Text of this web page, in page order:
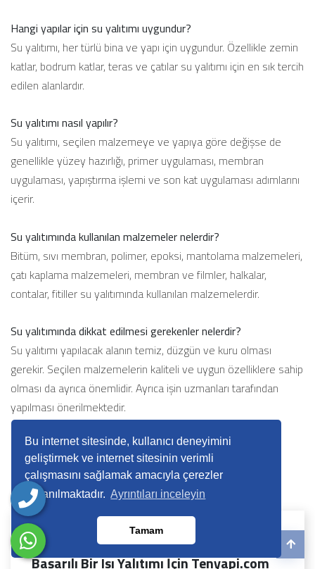
Bu internet sitesinde, kullanıcı deneyimini
geliştirmek ve internet sitesinin verimli
çalışmasını sağlamak amacıyla çerezler
kullanılmaktadır. Ayrıntıları inceleyin
Tamam
Hangi yapılar için su yalıtımı uygundur?
Su yalıtımı, her türlü bina ve yapı için uygundur. Özellikle zemin
katlar, bodrum katlar, teras ve çatılar su yalıtımı için en sık tercih
edilen alanlardır.
Su yalıtımı nasıl yapılır?
Su yalıtımı, seçilen malzemeye ve yapıya göre değişse de
genellikle yüzey hazırlığı, primer uygulaması, membran
uygulaması, yapıştırma işlemi ve son kat uygulaması adımlarını
içerir.
Su yalıtımında kullanılan malzemeler nelerdir?
Bitüm, sıvı membran, polimer, epoksi, mantolama malzemeleri,
çatı kaplama malzemeleri, membran ve filmler, halkalar,
contalar, fitiller su yalıtımında kullanılan malzemelerdir.
Su yalıtımında dikkat edilmesi gerekenler nelerdir?
Su yalıtımı yapılacak alanın temiz, düzgün ve kuru olması
gerekir. Seçilen malzemelerin kaliteli ve uygun özelliklere sahip
olması da ayrıca önemlidir. Ayrıca işin uzmanları tarafından
yapılması önerilmektedir.
Paylaş:
14 Ekim 2025, 10:54
Başarılı Bir Isı Yalıtımı İçin Tenyapi.com